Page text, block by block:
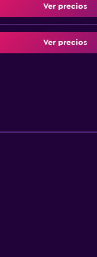
Ver precios
Ver precios